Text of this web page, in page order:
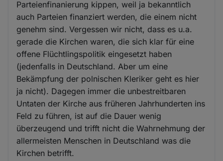
Parteienfinanierung kippen, weil ja bekanntlich
auch Parteien finanziert werden, die einem nicht
genehm sind. Vergessen wir nicht, dass es u.a.
gerade die Kirchen waren, die sich klar für eine
offene Flüchtlingspolitik eingesetzt haben
(jedenfalls in Deutschland. Aber um eine
Bekämpfung der polnischen Kleriker geht es hier
ja nicht). Dagegen immer die unbestreitbaren
Untaten der Kirche aus früheren Jahrhunderten ins
Feld zu führen, ist auf die Dauer wenig
überzeugend und trifft nicht die Wahrnehmung der
allermeisten Menschen in Deutschland was die
Kirchen betrifft.